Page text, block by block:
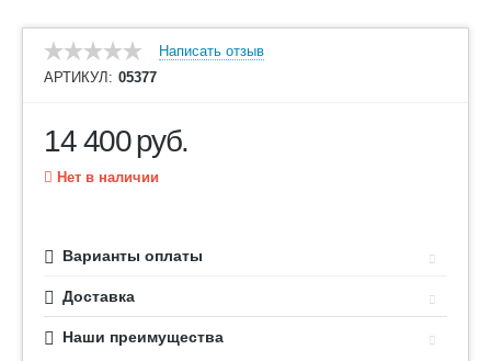
Написать отзыв
АРТИКУЛ: 05377
14 400руб.
Нет в наличии
Варианты оплаты
Доставка
Наши преимущества